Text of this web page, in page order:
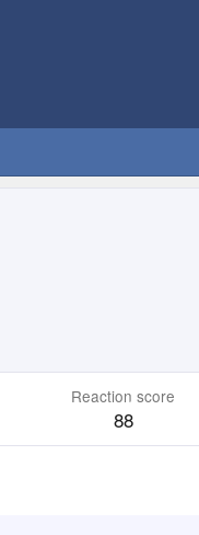
Reaction score
88